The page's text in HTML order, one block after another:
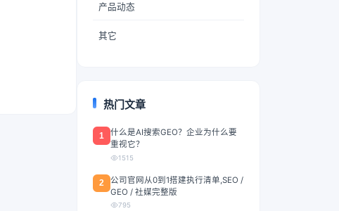
产品动态
其它
热门文章
1
什么是AI搜索GEO？企业为什么要
重视它？
1515
2
公司官网从0到1搭建执行清单,SEO /
GEO / 社媒完整版
795